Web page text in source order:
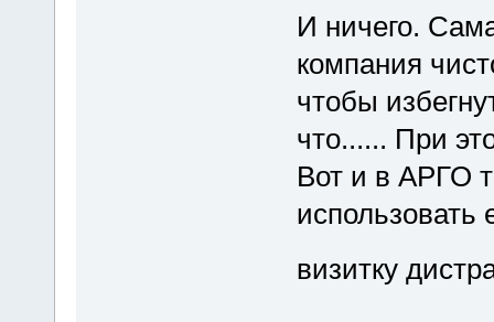
И ничего.
компания
чтобы
что...... При
Вот и в АРГО
использовать
визитку